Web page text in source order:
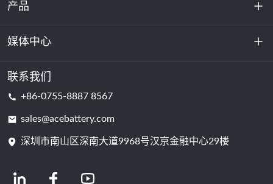
关于我们
可持续发展
产品
储能
数据中心和服务器机房
电芯
媒体中心
新闻与活动
联系我们
+86-0755-8887 8567
sales@acebattery.com
深圳市南山区深南大道9968​​号汉京金融中心29楼